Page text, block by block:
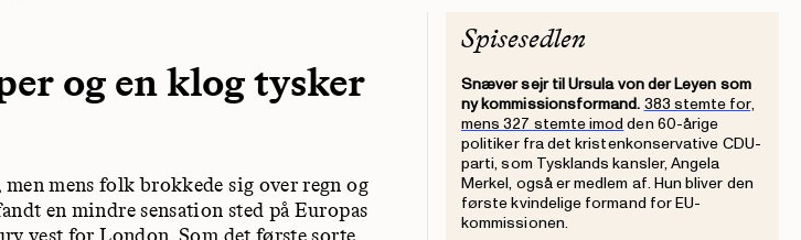
og en klog tysker
mens folk brokkede sig over regn og
en mindre sensation sted på Europas
Spisesedlen
Snæver sejr til Ursula von der Leyen som
ny kommissionsformand. 383 stemte for,
mens 327 stemte imod den 60-årige
politiker fra det kristenkonservative CDU-
parti, som Tysklands kansler, Angela
Merkel, også er medlem af. Hun bliver den
første kvindelige formand for EU-
kommissionen.